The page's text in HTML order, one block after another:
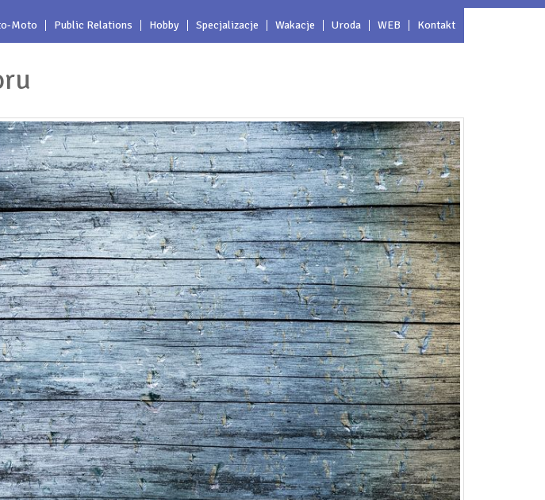
Moto Public Relations Hobby Specjalizacje Wakacje Uroda WEB Kontakt